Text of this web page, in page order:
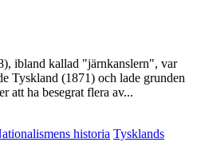
ibland kallad "järnkanslern", var
Tyskland (1871) och lade grunden
att ha besegrat flera av...
historia Tysklands